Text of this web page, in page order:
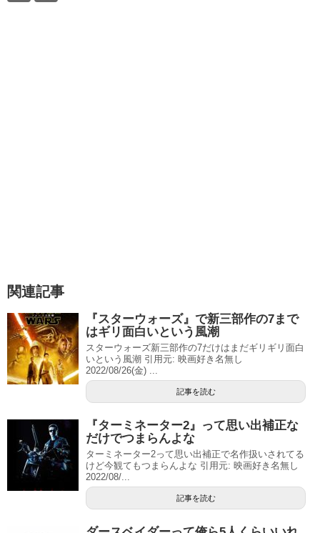
関連記事
『スターウォーズ』で新三部作の7まで
はギリ面白いという風潮
スターウォーズ新三部作の7だけはまだギリギリ面白
いという風潮 引用元: 映画好き名無し
2022/08/26(金) ...
記事を読む
『ターミネーター2』って思い出補正な
だけでつまらんよな
ターミネーター2って思い出補正で名作扱いされてる
けど今観てもつまらんよな 引用元: 映画好き名無し
2022/08/...
記事を読む